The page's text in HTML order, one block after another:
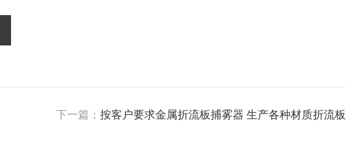
下一篇： 按客户要求金属折流板捕雾器 生产各种材质折流板